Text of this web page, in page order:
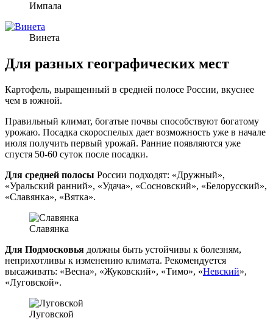
Импала
Винета
Для разных географических мест
Картофель, выращенный в средней полосе России, вкуснее
чем в южной.
Правильный климат, богатые почвы способствуют богатому
урожаю. Посадка скороспелых дает возможность уже в начале
июля получить первый урожай. Ранние появляются уже
спустя 50-60 суток после посадки.
Для средней полосы России подходят: «Дружный»,
«Уральский ранний», «Удача», «Сосновский», «Белорусский»,
«Славянка», «Вятка».
Славянка
Для Подмосковья должны быть устойчивы к болезням,
неприхотливы к изменению климата. Рекомендуется
высаживать: «Весна», «Жуковский», «Тимо», «Невский»,
«Луговской».
Луговской